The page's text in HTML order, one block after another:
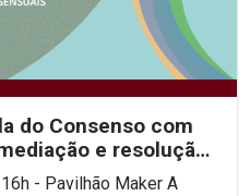
do Consenso com
e resolução
- Pavilhão Maker A